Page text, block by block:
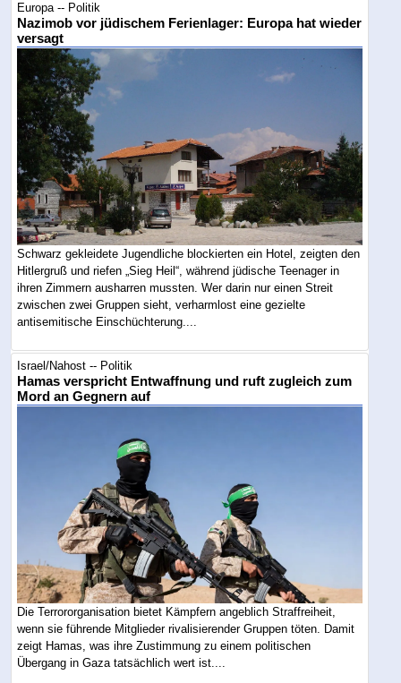
Europa -- Politik
Nazimob vor jüdischem Ferienlager: Europa hat wieder
versagt
Schwarz gekleidete Jugendliche blockierten ein Hotel, zeigten den
Hitlergruß und riefen „Sieg Heil“, während jüdische Teenager in
ihren Zimmern ausharren mussten. Wer darin nur einen Streit
zwischen zwei Gruppen sieht, verharmlost eine gezielte
antisemitische Einschüchterung....
Israel/Nahost -- Politik
Hamas verspricht Entwaffnung und ruft zugleich zum
Mord an Gegnern auf
Die Terrororganisation bietet Kämpfern angeblich Straffreiheit,
wenn sie führende Mitglieder rivalisierender Gruppen töten. Damit
zeigt Hamas, was ihre Zustimmung zu einem politischen
Übergang in Gaza tatsächlich wert ist....